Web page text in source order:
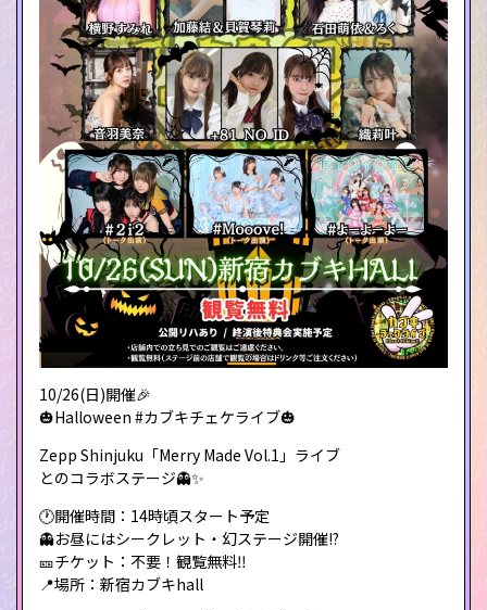
10/26(日)開催🎉
🎃Halloween #カブキチェケライブ🎃
Zepp Shinjuku「Merry Made Vol.1」ライブ
とのコラボステージ👻✨
🕐開催時間：14時頃スタート予定
👻お昼にはシークレット・幻ステージ開催!?
🎫チケット：不要！観覧無料‼️
📍場所：新宿カブキhall